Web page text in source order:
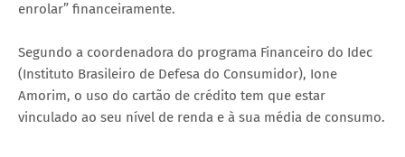
enrolar” financeiramente.
Segundo a coordenadora do programa Financeiro do Idec
(Instituto Brasileiro de Defesa do Consumidor), Ione
Amorim, o uso do cartão de crédito tem que estar
vinculado ao seu nível de renda e à sua média de consumo.